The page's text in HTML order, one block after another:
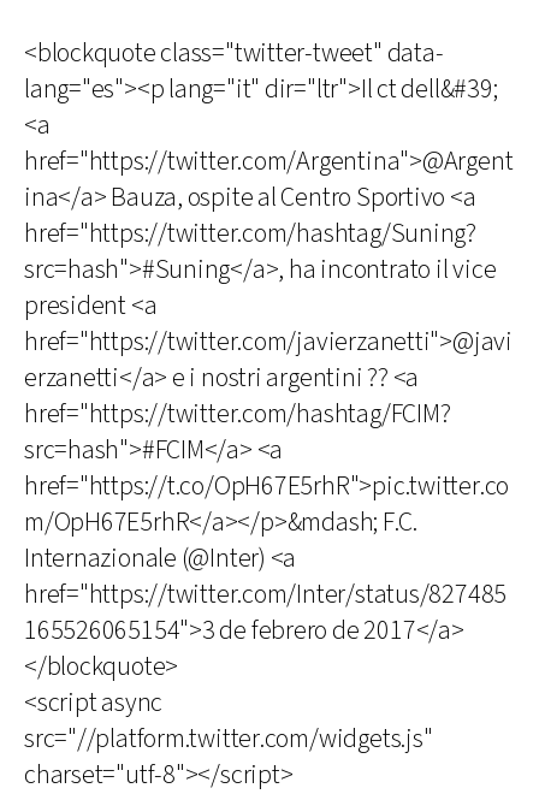
<blockquote class="twitter-tweet" data-
lang="es"><p lang="it" dir="ltr">Il ct dell&#39;
<a
href="https://twitter.com/Argentina">@Argent
ina</a> Bauza, ospite al Centro Sportivo <a
href="https://twitter.com/hashtag/Suning?
src=hash">#Suning</a>, ha incontrato il vice
president <a
href="https://twitter.com/javierzanetti">@javi
erzanetti</a> e i nostri argentini ?? <a
href="https://twitter.com/hashtag/FCIM?
src=hash">#FCIM</a> <a
href="https://t.co/OpH67E5rhR">pic.twitter.co
m/OpH67E5rhR</a></p>&mdash; F.C.
Internazionale (@Inter) <a
href="https://twitter.com/Inter/status/827485
165526065154">3 de febrero de 2017</a>
</blockquote>
<script async
src="//platform.twitter.com/widgets.js"
charset="utf-8"></script>